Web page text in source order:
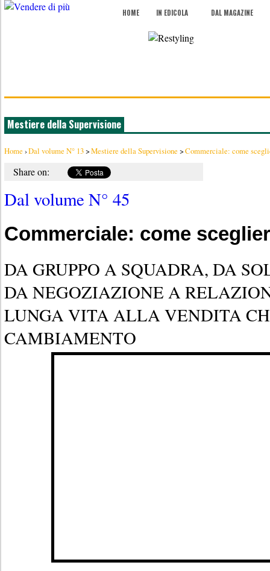
HOME IN EDICOLA DAL MAGAZINE
Mestiere della Supervisione
Home ›Dal volume N° 13>Mestiere della Supervisione >Commerciale: come
Share on:
Dal volume N° 45
Commerciale: come
DA GRUPPO A SQUADRA, DA
DA NEGOZIAZIONE A
LUNGA VITA ALLA VENDITA
CAMBIAMENTO